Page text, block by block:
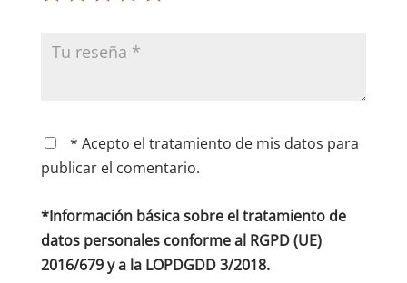
* Acepto el tratamiento de mis datos para
publicar el comentario.
*Información básica sobre el tratamiento de
datos personales conforme al RGPD (UE)
2016/679 y a la LOPDGDD 3/2018.